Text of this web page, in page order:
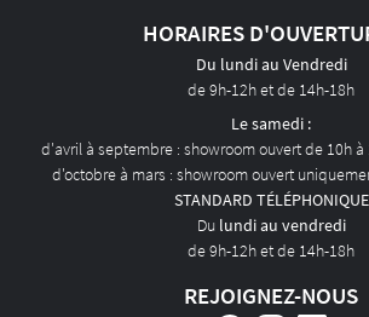
HORAIRES
Du lundi au Vendredi
de 9h-12h et de 14h-18h
Le samedi :
d'avril à septembre : showroom ouvert de 10h à
d'octobre à mars : showroom ouvert
STANDARD TÉLÉPHONIQUE
Du lundi au vendredi
de 9h-12h et de 14h-18h
REJOIGNEZ-NOUS